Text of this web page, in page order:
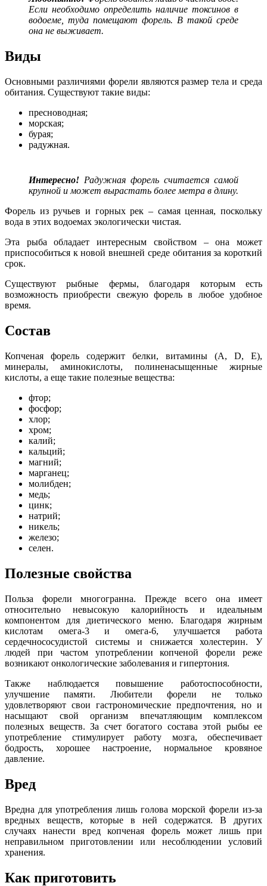
Если необходимо определить наличие токсинов в
водоеме, туда помещают форель. В такой среде
она не выживает.
Виды
Основными различиями форели являются размер тела и среда
обитания. Существуют такие виды:
пресноводная;
морская;
бурая;
радужная.
Интересно! Радужная форель считается самой
крупной и может вырастать более метра в длину.
Форель из ручьев и горных рек – самая ценная, поскольку
вода в этих водоемах экологически чистая.
Эта рыба обладает интересным свойством – она может
приспособиться к новой внешней среде обитания за короткий
срок.
Существуют рыбные фермы, благодаря которым есть
возможность приобрести свежую форель в любое удобное
время.
Состав
Копченая форель содержит белки, витамины (А, D, Е),
минералы, аминокислоты, полиненасыщенные жирные
кислоты, а еще такие полезные вещества:
фтор;
фосфор;
хлор;
хром;
калий;
кальций;
магний;
марганец;
молибден;
медь;
цинк;
натрий;
никель;
железо;
селен.
Полезные свойства
Польза форели многогранна. Прежде всего она имеет
относительно невысокую калорийность и идеальным
компонентом для диетического меню. Благодаря жирным
кислотам омега-3 и омега-6, улучшается работа
сердечнососудистой системы и снижается холестерин. У
людей при частом употреблении копченой форели реже
возникают онкологические заболевания и гипертония.
Также наблюдается повышение работоспособности,
улучшение памяти. Любители форели не только
удовлетворяют свои гастрономические предпочтения, но и
насыщают свой организм впечатляющим комплексом
полезных веществ. За счет богатого состава этой рыбы ее
употребление стимулирует работу мозга, обеспечивает
бодрость, хорошее настроение, нормальное кровяное
давление.
Вред
Вредна для употребления лишь голова морской форели из-за
вредных веществ, которые в ней содержатся. В других
случаях нанести вред копченая форель может лишь при
неправильном приготовлении или несоблюдении условий
хранения.
Как приготовить